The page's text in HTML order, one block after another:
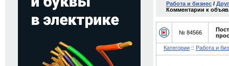
Работа и бизнес /
Комментарии к
№ 84566
Категории :: Работа и